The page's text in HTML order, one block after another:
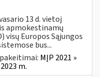
13 d. vietoj
apmokestinamų
visų Europos Sąjungos
bus...
MĮP 2021 »
m.